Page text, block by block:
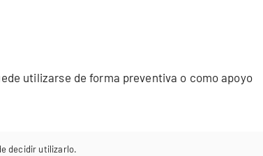
utilizarse de forma preventiva o como apoyo
decidir utilizarlo.